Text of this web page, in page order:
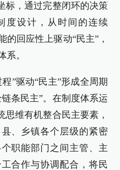
标，通过完整闭环的决策
度设计，从时间的连续
的回应性上驱动“民主”，
系。
”驱动“民主”形成全周期
条民主”。在制度体系运
思维有机整合民主要素，
、乡镇各个层级的紧密
职能部门之间主管、主
合作与协调配合，将民